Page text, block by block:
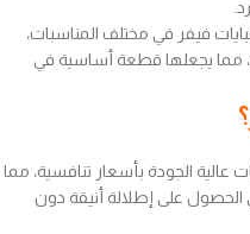
فيفر في مختلف المناسبات،
مما يجعلها قطعة أساسية في
الجودة بأسعار تنافسية، مما
في الحصول على إطلالة أنيقة دون